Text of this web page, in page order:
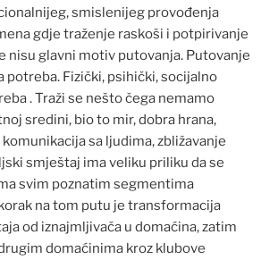
smislenijeg provođenja
gdje traženje raskoši i potpirivanje
nisu glavni motiv putovanja. Putovanje
potreba. Fizički, psihički, socijalno
. Traži se nešto čega nemamo
sredini, bio to mir, dobra hrana,
sa ljudima, zbližavanje
smještaj ima veliku priliku da se
svim poznatim segmentima
na tom putu je transformacija
od iznajmljivača u domaćina, zatim
domaćinima kroz klubove